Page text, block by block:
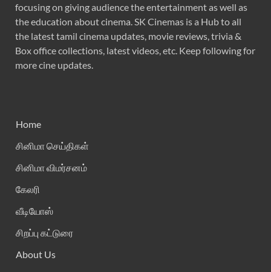
focusing on giving audience the entertainment as well as
the education about cinema. SK Cinemas is a Hub to all
the latest tamil cinema updates, movie reviews, trivia &
Box office collections, latest videos, etc. Keep following for
more cine updates.
Home
சினிமா செய்திகள்
சினிமா விமர்சனம்
கேலரி
வீடியோஸ்
சிறப்பு கட்டுரை
About Us